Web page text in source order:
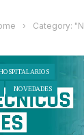
› Category:
NOVEDADES